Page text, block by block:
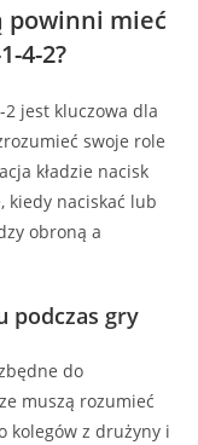
powinni mieć
4-2?
jest kluczowa dla
swoje role
kładzie nacisk
kiedy naciskać lub
obroną a
podczas gry
do
muszą rozumieć
kolegów z drużyny i